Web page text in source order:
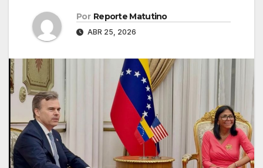
Por Reporte Matutino
ABR 25, 2026